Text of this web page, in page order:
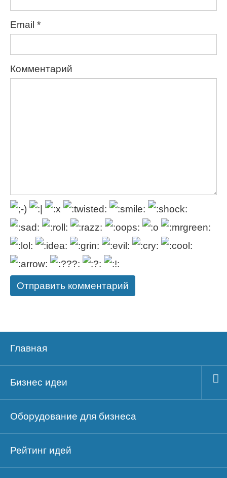
Email *
Комментарий
Главная
Бизнес идеи
Оборудование для бизнеса
Рейтинг идей